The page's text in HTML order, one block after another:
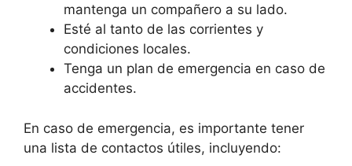
mantenga un compañero a su lado.
Esté al tanto de las corrientes y
condiciones locales.
Tenga un plan de emergencia en caso de
accidentes.
En caso de emergencia, es importante tener
una lista de contactos útiles, incluyendo: